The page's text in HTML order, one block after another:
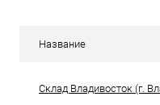
Название
Склад Владивосток (г.